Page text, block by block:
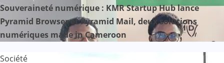
Souveraineté numérique : KMR Startup Hub lance
Pyramid Browser et Pyramid Mail, deux solutions
numériques made in Cameroon
Société